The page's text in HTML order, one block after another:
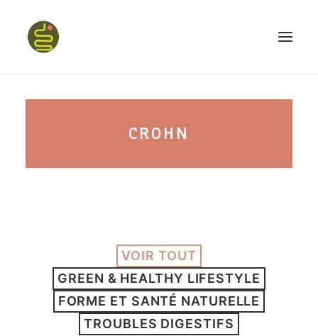
PROGRAMME HAPPY BELLY
CONFÉRENCES
podcast kinoa
ARTICLES
CROHN
VOIR TOUT
GREEN & HEALTHY LIFESTYLE
FORME ET SANTÉ NATURELLE
TROUBLES DIGESTIFS